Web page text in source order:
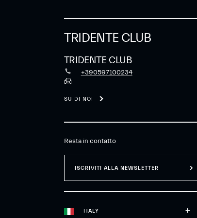
TRIDENTE CLUB
TRIDENTE CLUB
+390597100234
SU DI NOI
Resta in contatto
ISCRIVITI ALLA NEWSLETTER
ITALY